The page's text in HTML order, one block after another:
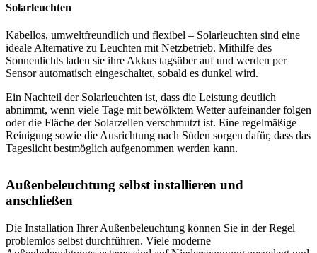
Solarleuchten
Kabellos, umweltfreundlich und flexibel – Solarleuchten sind eine
ideale Alternative zu Leuchten mit Netzbetrieb. Mithilfe des
Sonnenlichts laden sie ihre Akkus tagsüber auf und werden per
Sensor automatisch eingeschaltet, sobald es dunkel wird.
Ein Nachteil der Solarleuchten ist, dass die Leistung deutlich
abnimmt, wenn viele Tage mit bewölktem Wetter aufeinander folgen
oder die Fläche der Solarzellen verschmutzt ist. Eine regelmäßige
Reinigung sowie die Ausrichtung nach Süden sorgen dafür, dass das
Tageslicht bestmöglich aufgenommen werden kann.
Außenbeleuchtung selbst installieren und
anschließen
Die Installation Ihrer Außenbeleuchtung können Sie in der Regel
problemlos selbst durchführen. Viele moderne